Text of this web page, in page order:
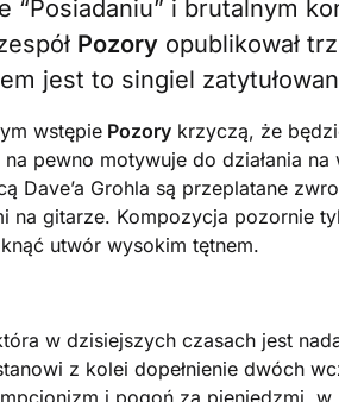
“Posiadaniu” i brutalnym
Pozory opublikował
jest to singiel
wstępie Pozory krzyczą, że
pewno motywuje do działania na
Dave’a Grohla są przeplatane
na gitarze. Kompozycja pozornie
utwór wysokim tętnem.
w dzisiejszych czasach jest
z kolei dopełnienie dwóch
i pogoń za pieniędzmi, w